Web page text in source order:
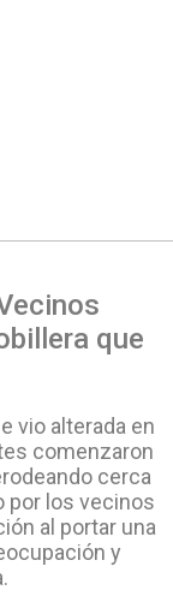
que
vio alterada en
comenzaron
cerca
por los vecinos
al portar una
y